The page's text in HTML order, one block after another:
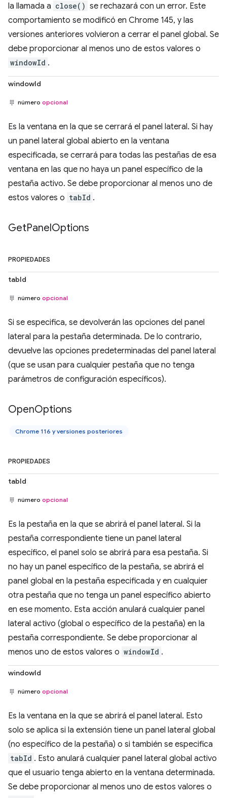
la llamada a close() se rechazará con un error. Este
comportamiento se modificó en Chrome 145, y las
versiones anteriores volvieron a cerrar el panel global. Se
debe proporcionar al menos uno de estos valores o
windowId .
windowId
número opcional
Es la ventana en la que se cerrará el panel lateral. Si hay
un panel lateral global abierto en la ventana
especificada, se cerrará para todas las pestañas de esa
ventana en las que no haya un panel específico de la
pestaña activo. Se debe proporcionar al menos uno de
estos valores o tabId .
GetPanelOptions
PROPIEDADES
tabId
número opcional
Si se especifica, se devolverán las opciones del panel
lateral para la pestaña determinada. De lo contrario,
devuelve las opciones predeterminadas del panel lateral
(que se usan para cualquier pestaña que no tenga
parámetros de configuración específicos).
OpenOptions
Chrome 116 y versiones posteriores
PROPIEDADES
tabId
número opcional
Es la pestaña en la que se abrirá el panel lateral. Si la
pestaña correspondiente tiene un panel lateral
específico, el panel solo se abrirá para esa pestaña. Si
no hay un panel específico de la pestaña, se abrirá el
panel global en la pestaña especificada y en cualquier
otra pestaña que no tenga un panel específico abierto
en ese momento. Esta acción anulará cualquier panel
lateral activo (global o específico de la pestaña) en la
pestaña correspondiente. Se debe proporcionar al
menos uno de estos valores o windowId .
windowId
número opcional
Es la ventana en la que se abrirá el panel lateral. Esto
solo se aplica si la extensión tiene un panel lateral global
(no específico de la pestaña) o si también se especifica
tabId . Esto anulará cualquier panel lateral global activo
que el usuario tenga abierto en la ventana determinada.
Se debe proporcionar al menos uno de estos valores o